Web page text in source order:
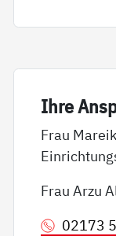
Ih­re
Frau
Frau Arzu
02173